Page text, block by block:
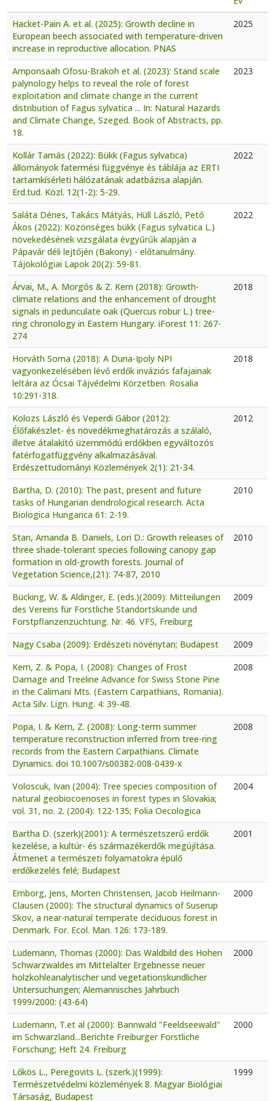
Hacket-Pain A. et al. (2025): Growth decline in
European beech associated with temperature-driven
increase in reproductive allocation. PNAS
2025
Amponsaah Ofosu-Brakoh et al. (2023): Stand scale
palynology helps to reveal the role of forest
exploitation and climate change in the current
distribution of Fagus sylvatica ... In: Natural Hazards
and Climate Change, Szeged. Book of Abstracts, pp.
18.
2023
Kollár Tamás (2022): Bükk (Fagus sylvatica)
állományok fatermési függvénye és táblája az ERTI
tartamkísérleti hálózatának adatbázisa alapján.
Erd.tud. Közl. 12(1-2): 5-29.
2022
Saláta Dénes, Takács Mátyás, Hüll László, Pető
Ákos (2022): Közönséges bükk (Fagus sylvatica L.)
növekedésének vizsgálata évgyűrűk alapján a
Pápavár déli lejtőjén (Bakony) - előtanulmány.
Tájökológiai Lapok 20(2): 59-81.
2022
Árvai, M., A. Morgós & Z. Kern (2018): Growth-
climate relations and the enhancement of drought
signals in pedunculate oak (Quercus robur L.) tree-
ring chronology in Eastern Hungary. iForest 11: 267-
274
2018
Horváth Soma (2018): A Duna-Ipoly NPI
vagyonkezelésében lévő erdők inváziós fafajainak
leltára az Ócsai Tájvédelmi Körzetben. Rosalia
10:291-318.
2018
Kolozs László és Veperdi Gábor (2012):
Élőfakészlet- és növedékmeghatározás a szálaló,
illetve átalakító üzemmódú erdőkben egyváltozós
fatérfogatfüggvény alkalmazásával.
Erdészettudományi Közlemények 2(1): 21-34.
2012
Bartha, D. (2010): The past, present and future
tasks of Hungarian dendrological research. Acta
Biologica Hungarica 61: 2-19.
2010
Stan, Amanda B. Daniels, Lori D.: Growth releases of
three shade-tolerant species following canopy gap
formation in old-growth forests. Journal of
Vegetation Science,(21): 74-87, 2010
2010
Bücking, W. & Aldinger, E. (eds.)(2009): Mitteilungen
des Vereins für Forstliche Standortskunde und
Forstpflanzenzüchtung. Nr. 46. VFS, Freiburg
2009
Nagy Csaba (2009): Erdészeti növénytan; Budapest
2009
Kern, Z. & Popa, I. (2008): Changes of Frost
Damage and Treeline Advance for Swiss Stone Pine
in the Calimani Mts. (Eastern Carpathians, Romania).
Acta Silv. Lign. Hung. 4: 39-48.
2008
Popa, I. & Kern, Z. (2008): Long-term summer
temperature reconstruction inferred from tree-ring
records from the Eastern Carpathians. Climate
Dynamics. doi 10.1007/s00382-008-0439-x
2008
Voloscuk, Ivan (2004): Tree species composition of
natural geobiocoenoses in forest types in Slovakia;
vol. 31, no. 2. (2004): 122-135; Folia Oecologica
2004
Bartha D. (szerk)(2001): A természetszerű erdők
kezelése, a kultúr- és származékerdők megújítása.
Átmenet a természeti folyamatokra épülő
erdőkezelés felé; Budapest
2001
Emborg, Jens, Morten Christensen, Jacob Heilmann-
Clausen (2000): The structural dynamics of Suserup
Skov, a near-natural temperate deciduous forest in
Denmark. For. Ecol. Man. 126: 173-189.
2000
Ludemann, Thomas (2000): Das Waldbild des Hohen
Schwarzwaldes im Mittelalter Ergebnesse neuer
holzkohleanalytischer und vegetationskundlicher
Untersuchungen; Alemannisches Jahrbuch
1999/2000: (43-64)
2000
Ludemann, T.et al (2000): Bannwald "Feeldseewald"
im Schwarzland...Berichte Freiburger Forstliche
Forschung; Heft 24. Freiburg
2000
Lőkös L., Peregovits L. (szerk.)(1999):
Természetvédelmi közlemények 8. Magyar Biológiai
Társaság, Budapest
1999